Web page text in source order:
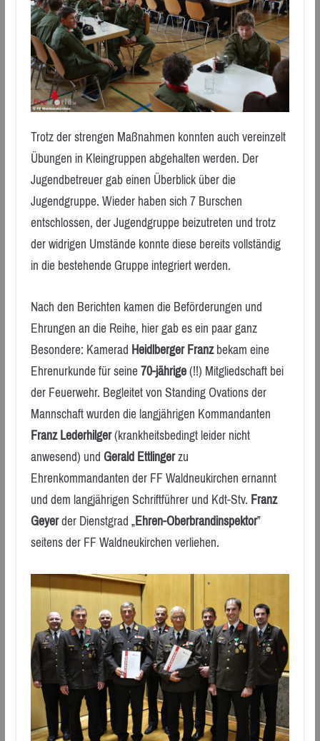
Trotz der strengen Maßnahmen konnten auch vereinzelt
Übungen in Kleingruppen abgehalten werden. Der
Jugendbetreuer gab einen Überblick über die
Jugendgruppe. Wieder haben sich 7 Burschen
entschlossen, der Jugendgruppe beizutreten und trotz
der widrigen Umstände konnte diese bereits vollständig
in die bestehende Gruppe integriert werden.
Nach den Berichten kamen die Beförderungen und
Ehrungen an die Reihe, hier gab es ein paar ganz
Besondere: KameradHeidlberger Franzbekam eine
Ehrenurkunde für seine70-jährige(!!) Mitgliedschaft bei
der Feuerwehr. Begleitet von Standing Ovations der
Mannschaft wurden die langjährigen Kommandanten
Franz Lederhilger(krankheitsbedingt leider nicht
anwesend) undGerald Ettlingerzu
Ehrenkommandanten der FF Waldneukirchen ernannt
und dem langjährigen Schriftführer und Kdt-Stv.Franz
Geyerder Dienstgrad „Ehren-Oberbrandinspektor”
seitens der FF Waldneukirchen verliehen.